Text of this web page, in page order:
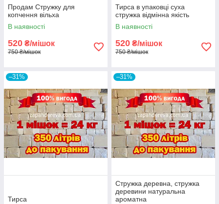
Продам Стружку для
копчення вільха
В наявності
520 ₴/мішок
750 ₴/мішок
Тирса в упаковці суха
стружка відмінна якість
В наявності
520 ₴/мішок
750 ₴/мішок
–31%
Тирса
–31%
Стружка деревна, стружка
деревини натуральна
ароматна